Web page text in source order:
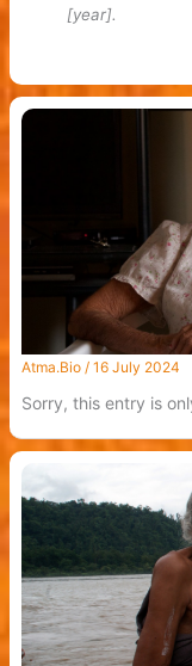
[year].
Atma.Bio / 16 July 2024
Sorry, this entry is